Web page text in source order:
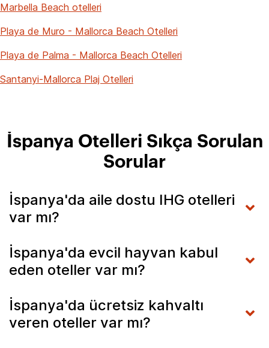
Marbella Beach otelleri
Playa de Muro - Mallorca Beach Otelleri
Playa de Palma - Mallorca Beach Otelleri
Santanyi-Mallorca Plaj Otelleri
İspanya Otelleri Sıkça Sorulan
Sorular
İspanya'da aile dostu IHG otelleri
var mı?
İspanya'da evcil hayvan kabul
eden oteller var mı?
İspanya'da ücretsiz kahvaltı
veren oteller var mı?